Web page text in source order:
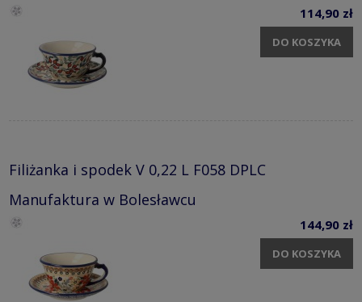
114,90 zł
DO KOSZYKA
Filiżanka i spodek V 0,22 L F058 DPLC
Manufaktura w Bolesławcu
144,90 zł
DO KOSZYKA